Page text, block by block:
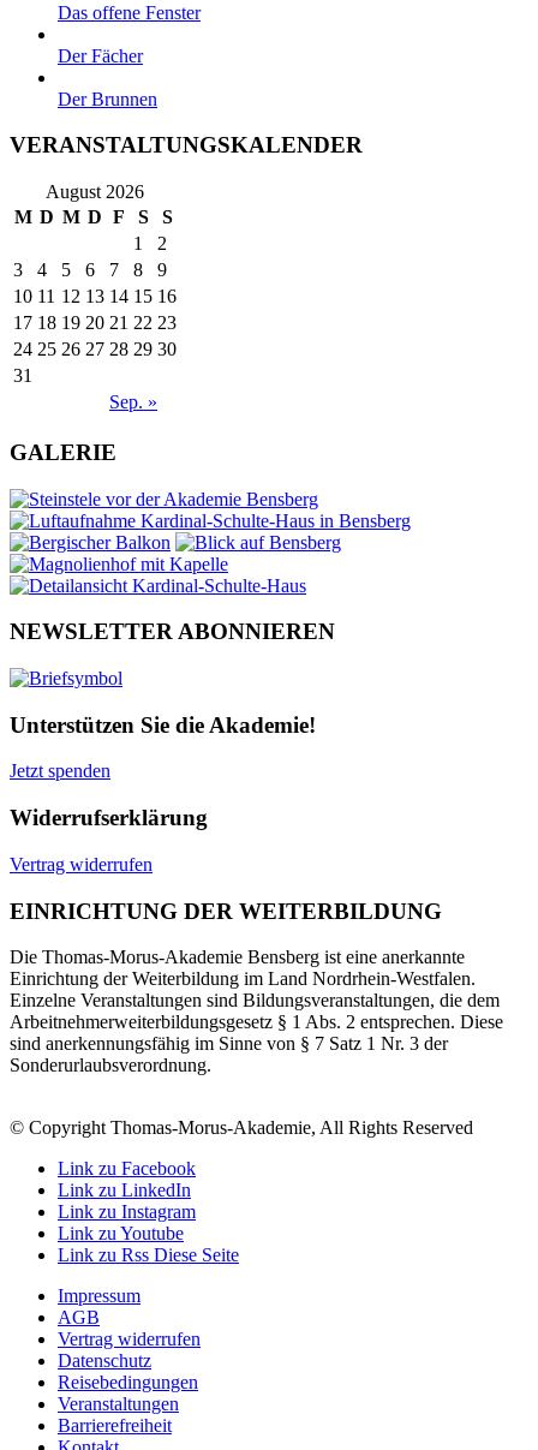
Das offene Fenster
Der Fächer
Der Brunnen
VERANSTALTUNGSKALENDER
August 2026
M D M D F S S
Sep. »
1
2
3
4 5 6 7 8
9
10 11 12 13 14 15 16
17 18 19 20 21 22 23
24 25 26 27 28 29 30
31
GALERIE
NEWSLETTER ABONNIEREN
Unterstützen Sie die Akademie!
Jetzt spenden
Widerrufserklärung
Vertrag widerrufen
EINRICHTUNG DER WEITERBILDUNG
Die Thomas-Morus-Akademie Bensberg ist eine anerkannte
Einrichtung der Weiterbildung im Land Nordrhein-Westfalen.
Einzelne Veranstaltungen sind Bildungsveranstaltungen, die dem
Arbeitnehmerweiterbildungsgesetz § 1 Abs. 2 entsprechen. Diese
sind anerkennungsfähig im Sinne von § 7 Satz 1 Nr. 3 der
Sonderurlaubsverordnung.
© Copyright Thomas-Morus-Akademie, All Rights Reserved
Link zu Facebook
Link zu LinkedIn
Link zu Instagram
Link zu Youtube
Link zu Rss Diese Seite
Impressum
AGB
Vertrag widerrufen
Datenschutz
Reisebedingungen
Veranstaltungen
Barrierefreiheit